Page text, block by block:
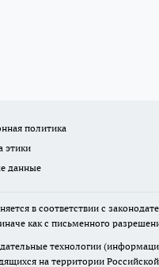
политика
этики
данные
в соответствии с
как с письменного
технологии
на территории